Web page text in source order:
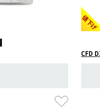
値下げ
CFD